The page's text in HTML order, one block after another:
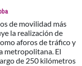
de movilidad más
la realización de
aforos de tráfico y
metropolitana. El
de 250 kilómetros